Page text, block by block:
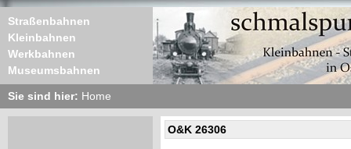
Straßenbahnen
Kleinbahnen
Werkbahnen
Museumsbahnen
Sie sind hier: Home
O&K 26306